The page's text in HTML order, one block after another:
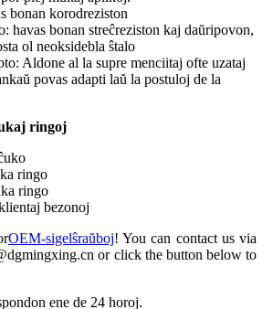
bonan korodreziston
havas bonan streĉreziston kaj daŭripovon,
ol neoksidebla ŝtalo
Aldone al la supre menciitaj ofte uzataj
povas adapti laŭ la postuloj de la
ringoj
ringo
ringo
bezonoj
OEM-sigelŝraŭboj! You can contact us via
or click the button below to
ene de 24 horoj.